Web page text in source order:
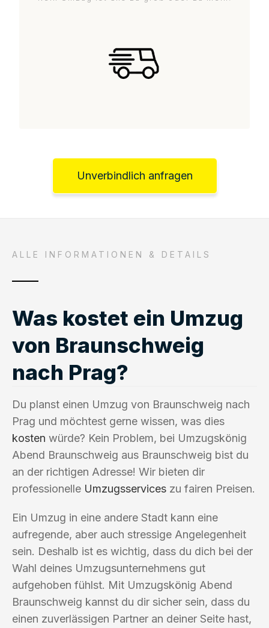
Unverbindlich anfragen
ALLE INFORMATIONEN & DETAILS
Was kostet ein Umzug
von Braunschweig
nach Prag?
Du planst einen Umzug von Braunschweig nach
Prag und möchtest gerne wissen, was dies
kosten würde? Kein Problem, bei Umzugskönig
Abend Braunschweig aus Braunschweig bist du
an der richtigen Adresse! Wir bieten dir
professionelle Umzugsservices zu fairen Preisen.
Ein Umzug in eine andere Stadt kann eine
aufregende, aber auch stressige Angelegenheit
sein. Deshalb ist es wichtig, dass du dich bei der
Wahl deines Umzugsunternehmens gut
aufgehoben fühlst. Mit Umzugskönig Abend
Braunschweig kannst du dir sicher sein, dass du
einen zuverlässigen Partner an deiner Seite hast,